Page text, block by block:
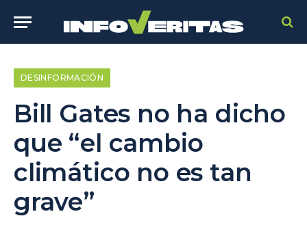
DESINFORMACIÓN
Bill Gates no ha dicho
que “el cambio
climático no es tan
grave”